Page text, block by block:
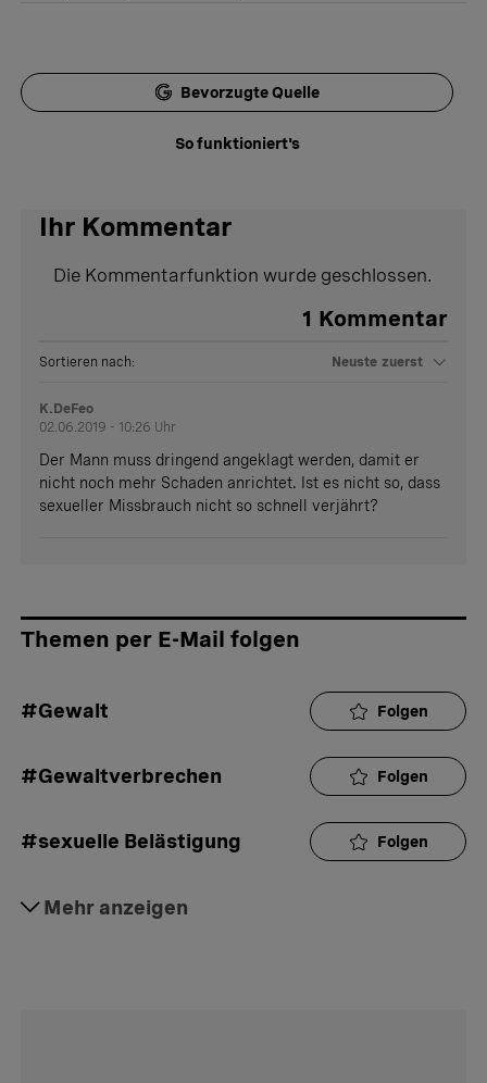
Bevorzugte Quelle
So funktioniert's
Ihr Kommentar
Die Kommentarfunktion wurde geschlossen.
1 Kommentar
Sortieren nach: Neuste zuerst
K.DeFeo
02.06.2019 - 10:26 Uhr
Der Mann muss dringend angeklagt werden, damit er
nicht noch mehr Schaden anrichtet. Ist es nicht so, dass
sexueller Missbrauch nicht so schnell verjährt?
Themen per E-Mail folgen
#Gewalt Folgen
#Gewaltverbrechen Folgen
#sexuelle Belästigung Folgen
Mehr anzeigen
#sexueller Missbrauch